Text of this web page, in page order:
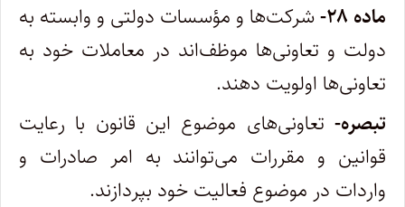
ماده ۲۸-
شرکت‌ها و مؤسسات دولتی و وابسته به
دولت و تعاونی‌ها موظف‌اند در معاملات خود به
تعاونی‌ها اولویت دهند.
تبصره- تعاونی‌های موضوع این قانون با رعایت
قوانین و مقررات می‌توانند به امر صادرات و
واردات در موضوع فعالیت خود بپردازند.